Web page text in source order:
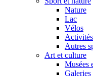
Nature
Lac
Vélos
Autres
Art et culture
Musées
Galeries